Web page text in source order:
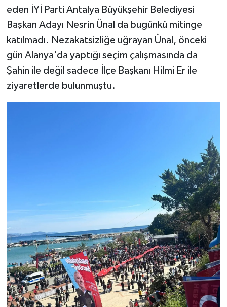
eden İYİ Parti Antalya Büyükşehir Belediyesi
Başkan Adayı Nesrin Ünal da bugünkü mitinge
katılmadı. Nezakatsizliğe uğrayan Ünal, önceki
gün Alanya'da yaptığı seçim çalışmasında da
Şahin ile değil sadece İlçe Başkanı Hilmi Er ile
ziyaretlerde bulunmuştu.